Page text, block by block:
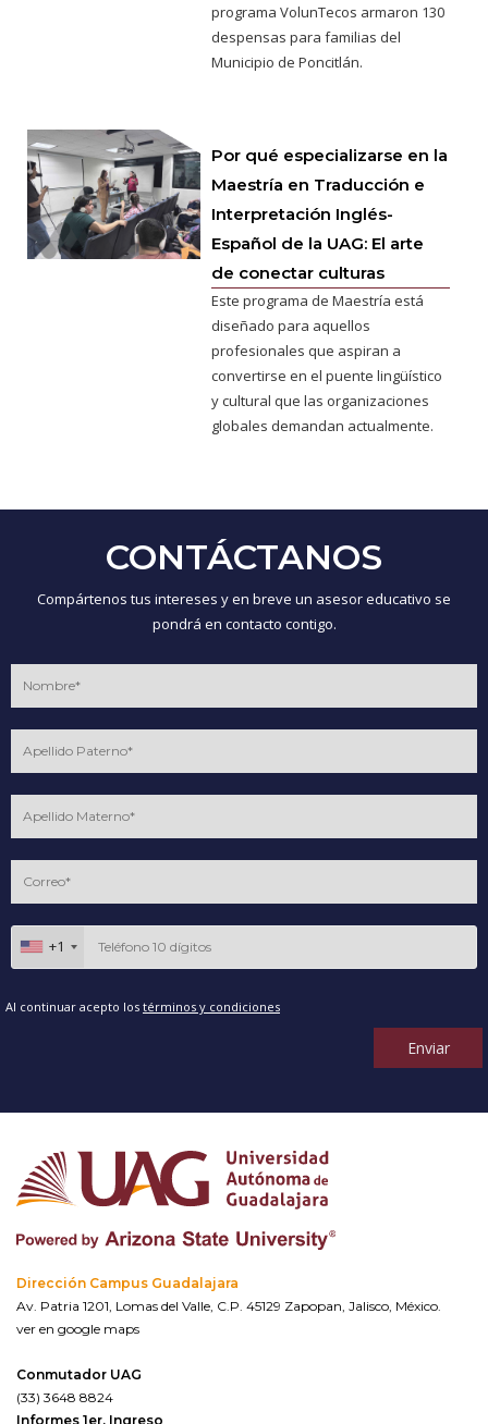
programa VolunTecos armaron 130
despensas para familias del
Municipio de Poncitlán.
Por qué especializarse en la
Maestría en Traducción e
Interpretación Inglés-
Español de la UAG: El arte
de conectar culturas
Este programa de Maestría está
diseñado para aquellos
profesionales que aspiran a
convertirse en el puente lingüístico
y cultural que las organizaciones
globales demandan actualmente.
CONTÁCTANOS
Compártenos tus intereses y en breve un asesor educativo se
pondrá en contacto contigo.
+1
Al continuar acepto los términos y condiciones
Enviar
Dirección Campus Guadalajara
Av. Patria 1201, Lomas del Valle, C.P. 45129 Zapopan, Jalisco, México.
ver en google maps
Conmutador UAG
(33) 3648 8824
Informes 1er. Ingreso